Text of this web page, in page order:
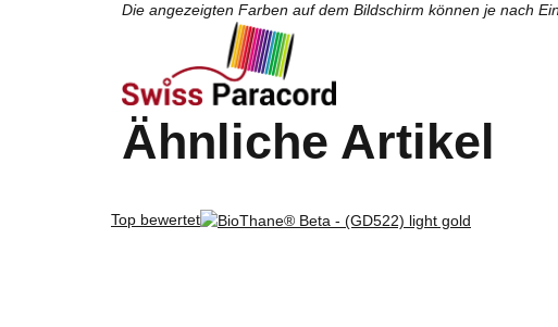
Die angezeigten Farben auf dem Bildschirm können je nach
Ähnliche Artikel
Top bewertet